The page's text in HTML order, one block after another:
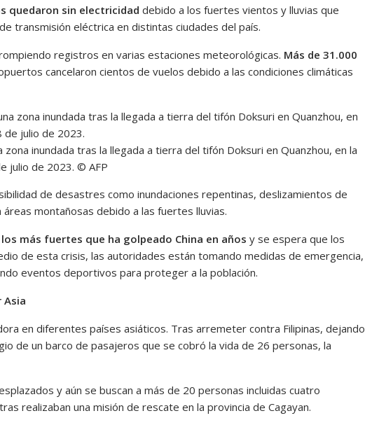
quedaron sin electricidad debido a los fuertes vientos y lluvias que
transmisión eléctrica en distintas ciudades del país.
registros en varias estaciones meteorológicas. Más de 31.000
cancelaron cientos de vuelos debido a las condiciones climáticas
inundada tras la llegada a tierra del tifón Doksuri en Quanzhou, en la
julio de 2023. © AFP
de desastres como inundaciones repentinas, deslizamientos de
montañosas debido a las fuertes lluvias.
más fuertes que ha golpeado China en años y se espera que los
de esta crisis, las autoridades están tomando medidas de emergencia,
eventos deportivos para proteger a la población.
en diferentes países asiáticos. Tras arremeter contra Filipinas, dejando
de un barco de pasajeros que se cobró la vida de 26 personas, la
y aún se buscan a más de 20 personas incluidas cuatro
realizaban una misión de rescate en la provincia de Cagayan.